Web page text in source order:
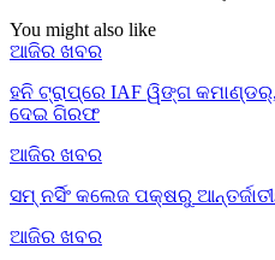
You might also like
ଆଜିର ଖବର
ହନି ଟ୍ରାପ୍‌ରେ IAF ୱିଙ୍ଗ
ଦେଇ ଗିରଫ
ଆଜିର ଖବର
ସମ୍ ନର୍ସିଂ କଲେଜ ପକ୍ଷରୁ
ଆଜିର ଖବର